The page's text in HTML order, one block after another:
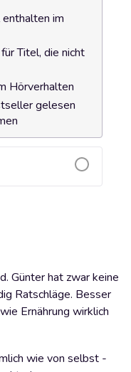
im
Titel, die nicht
Hörverhalten
gelesen
Günter hat zwar keine
Ratschläge. Besser
Ernährung wirklich
wie von selbst -